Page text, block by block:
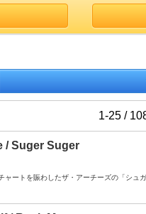
1-25 /
/ Suger Suger
ャートを賑わしたザ・アーチーズの「シュ